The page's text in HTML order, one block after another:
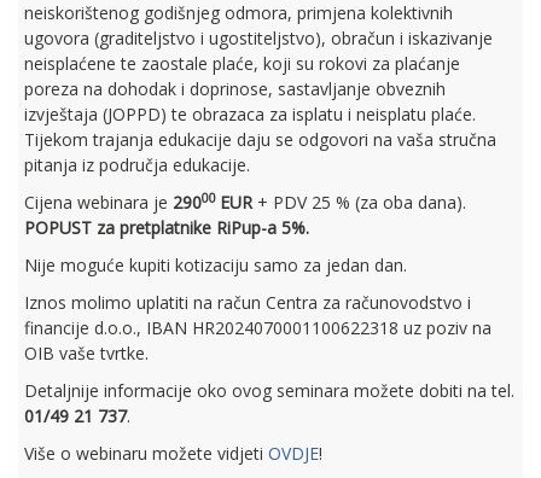
neiskorištenog godišnjeg odmora, primjena kolektivnih
ugovora (graditeljstvo i ugostiteljstvo), obračun i iskazivanje
neisplaćene te zaostale plaće, koji su rokovi za plaćanje
poreza na dohodak i doprinose, sastavljanje obveznih
izvještaja (JOPPD) te obrazaca za isplatu i neisplatu plaće.
Tijekom trajanja edukacije daju se odgovori na vaša stručna
pitanja iz područja edukacije.
Cijena webinara je 29000 EUR + PDV 25 % (za oba dana).
POPUST za pretplatnike RiPup-a 5%.
Nije moguće kupiti kotizaciju samo za jedan dan.
Iznos molimo uplatiti na račun Centra za računovodstvo i
financije d.o.o., IBAN HR2024070001100622318 uz poziv na
OIB vaše tvrtke.
Detaljnije informacije oko ovog seminara možete dobiti na tel.
01/49 21 737.
Više o webinaru možete vidjeti OVDJE!